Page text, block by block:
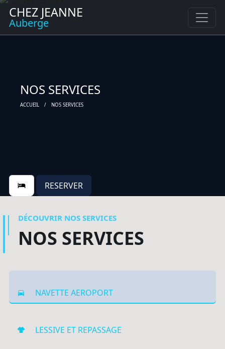
CHEZ JEANNE
Auberge
NOS SERVICES
ACCUEIL NOS SERVICES
RESERVER
DÉCOUVRIR NOS SERVICES
NOS SERVICES
NAVETTE AEROPORT
LESSIVE ET REPASSAGE